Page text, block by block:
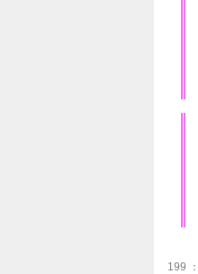
199 ：